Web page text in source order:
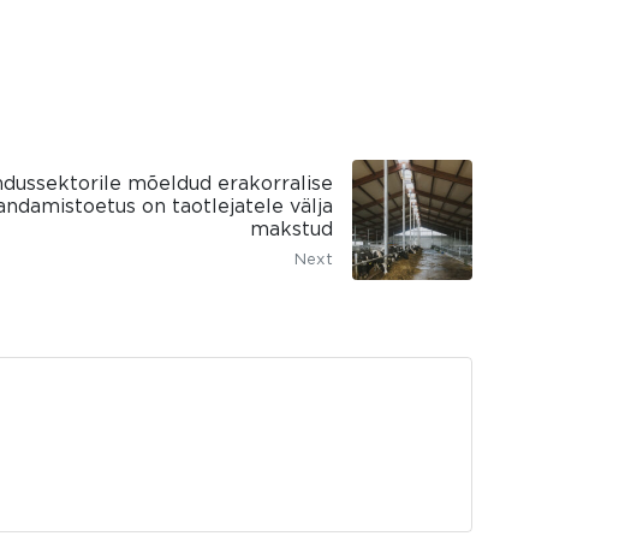
mõeldud erakorralise
on taotlejatele välja
makstud
Next